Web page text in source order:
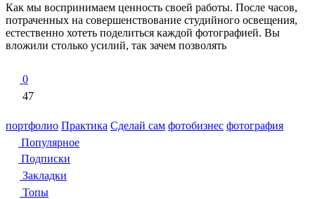
Как мы воспринимаем ценность своей работы. После часов,
потраченных на совершенствование студийного освещения,
естественно хотеть поделиться каждой фотографией. Вы
вложили столько усилий, так зачем позволять
0
47
портфолио Практика Сделай сам фотобизнес фотография
Популярное
Подписки
Закладки
Топы